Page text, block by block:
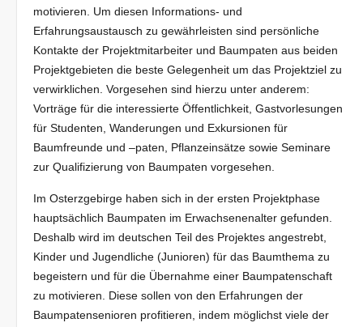
motivieren. Um diesen Informations- und
Erfahrungsaustausch zu gewährleisten sind persönliche
Kontakte der Projektmitarbeiter und Baumpaten aus beiden
Projektgebieten die beste Gelegenheit um das Projektziel zu
verwirklichen. Vorgesehen sind hierzu unter anderem:
Vorträge für die interessierte Öffentlichkeit, Gastvorlesungen
für Studenten, Wanderungen und Exkursionen für
Baumfreunde und –paten, Pflanzeinsätze sowie Seminare
zur Qualifizierung von Baumpaten vorgesehen.
Im Osterzgebirge haben sich in der ersten Projektphase
hauptsächlich Baumpaten im Erwachsenenalter gefunden.
Deshalb wird im deutschen Teil des Projektes angestrebt,
Kinder und Jugendliche (Junioren) für das Baumthema zu
begeistern und für die Übernahme einer Baumpatenschaft
zu motivieren. Diese sollen von den Erfahrungen der
Baumpatensenioren profitieren, indem möglichst viele der